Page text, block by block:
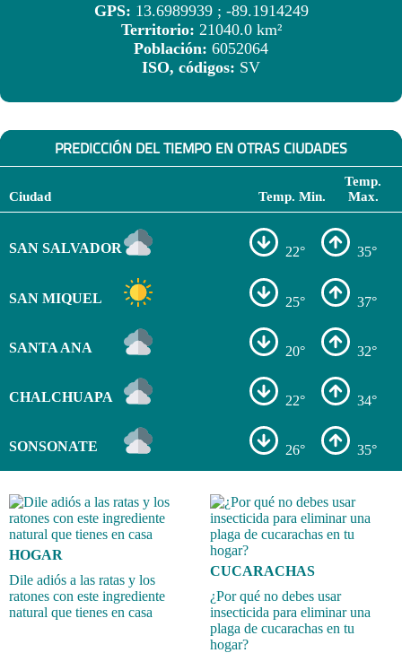
GPS: 13.6989939 ; -89.1914249
Territorio: 21040.0 km²
Población: 6052064
ISO, códigos: SV
PREDICCIÓN DEL TIEMPO EN OTRAS CIUDADES
Ciudad Temp. Min.
Temp.
Max.
SAN SALVADOR 22° 35°
SAN MIQUEL 25° 37°
SANTA ANA 20° 32°
CHALCHUAPA 22° 34°
SONSONATE 26° 35°
HOGAR
Dile adiós a las ratas y los
ratones con este ingrediente
natural que tienes en casa
CUCARACHAS
¿Por qué no debes usar
insecticida para eliminar una
plaga de cucarachas en tu
hogar?